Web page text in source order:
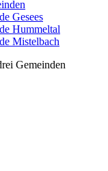
Gesees
Hummeltal
Mistelbach